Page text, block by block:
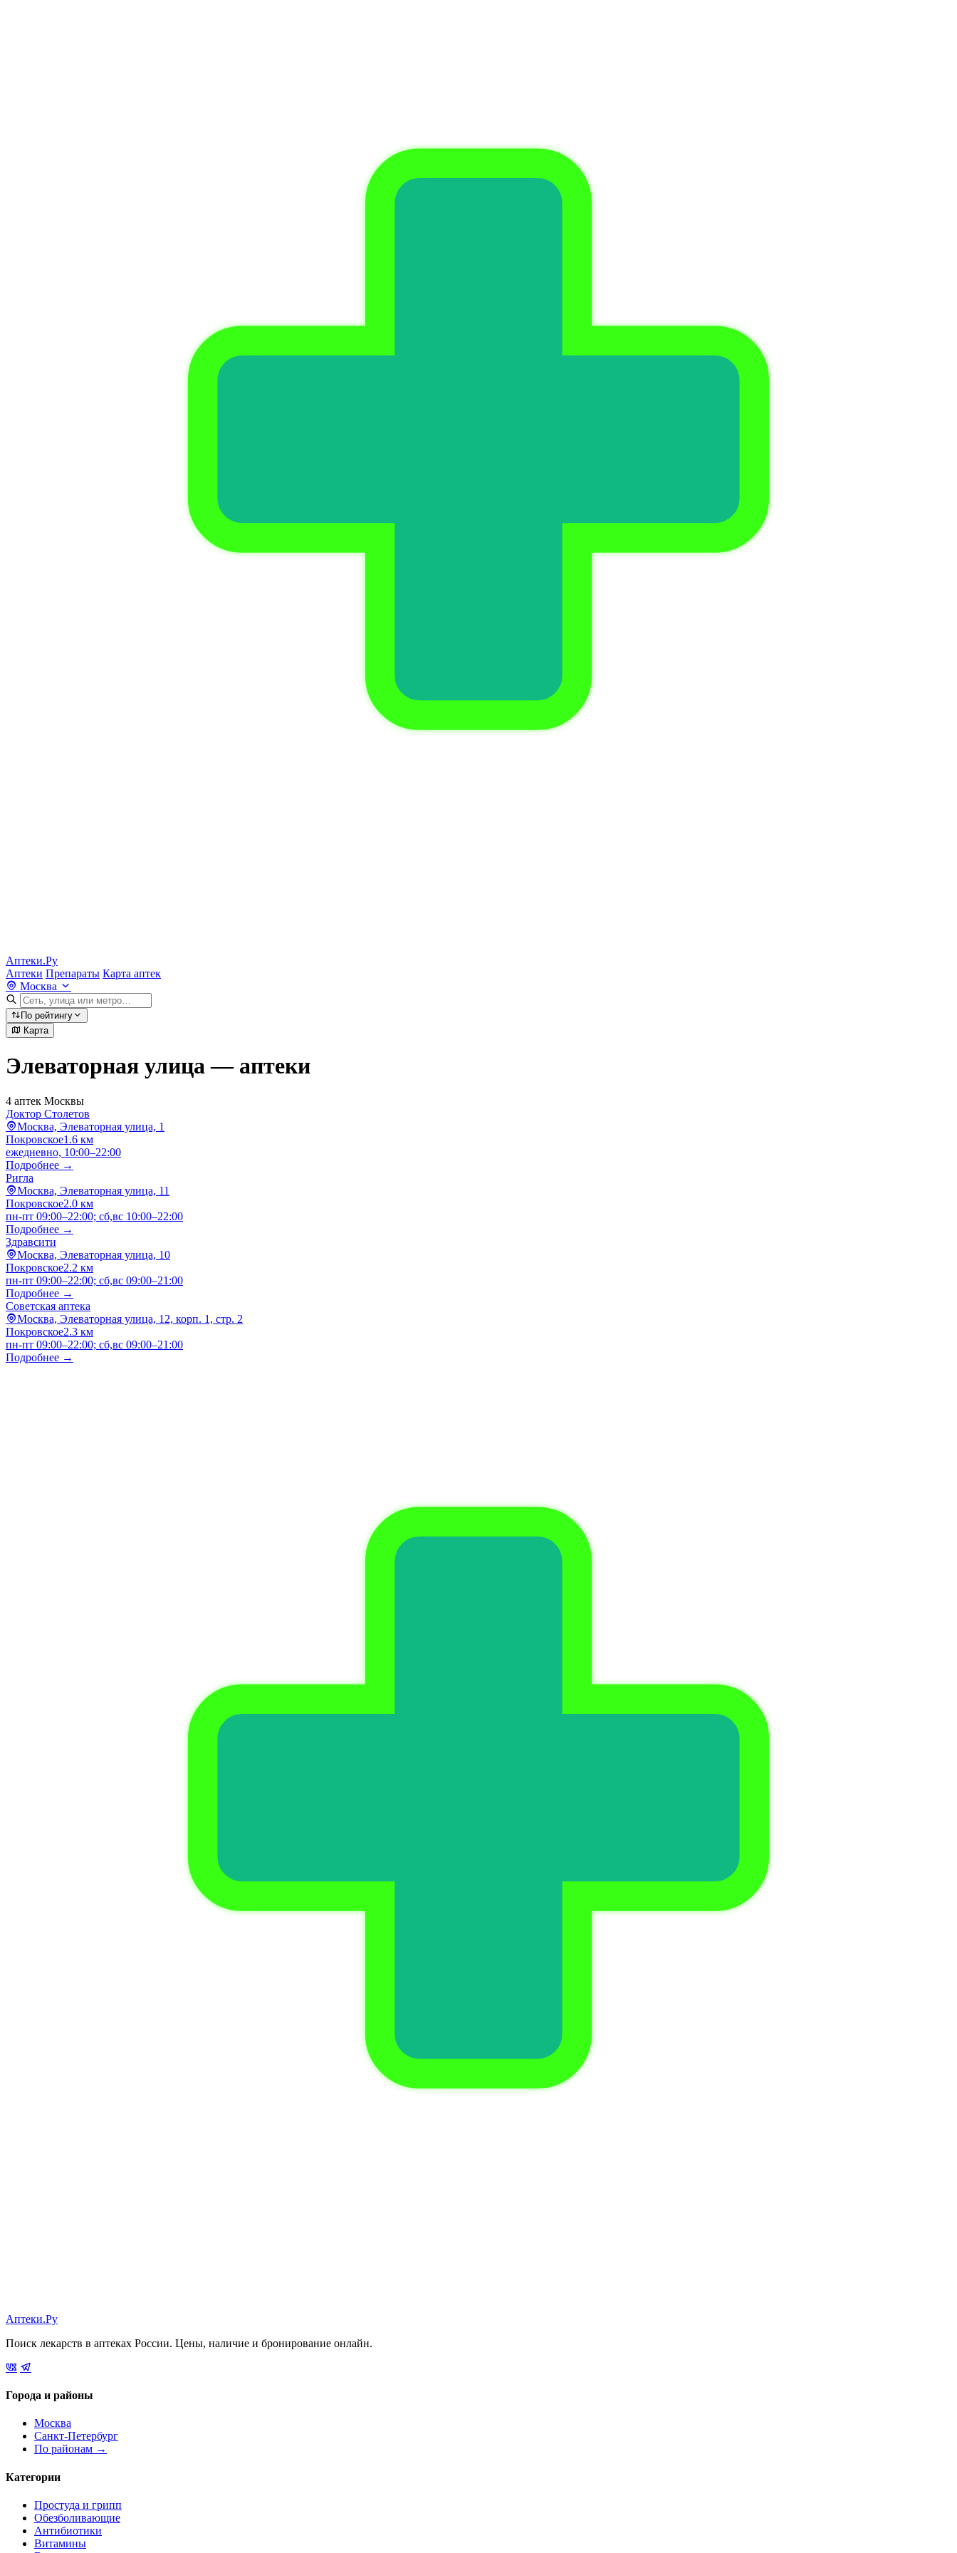
Аптеки.Ру
Аптеки Препараты Карта аптек
Москва
По рейтингу
Карта
Элеваторная улица — аптеки
4 аптек Москвы
Доктор Столетов
Москва, Элеваторная улица, 1
Покровское1.6 км
ежедневно, 10:00–22:00
Подробнее →
Ригла
Москва, Элеваторная улица, 11
Покровское2.0 км
пн-пт 09:00–22:00; сб,вс 10:00–22:00
Подробнее →
Здравсити
Москва, Элеваторная улица, 10
Покровское2.2 км
пн-пт 09:00–22:00; сб,вс 09:00–21:00
Подробнее →
Советская аптека
Москва, Элеваторная улица, 12, корп. 1, стр. 2
Покровское2.3 км
пн-пт 09:00–22:00; сб,вс 09:00–21:00
Подробнее →
Аптеки.Ру
Поиск лекарств в аптеках России. Цены, наличие и бронирование онлайн.
Города и районы
Москва
Санкт-Петербург
По районам →
Категории
Простуда и грипп
Обезболивающие
Антибиотики
Витамины